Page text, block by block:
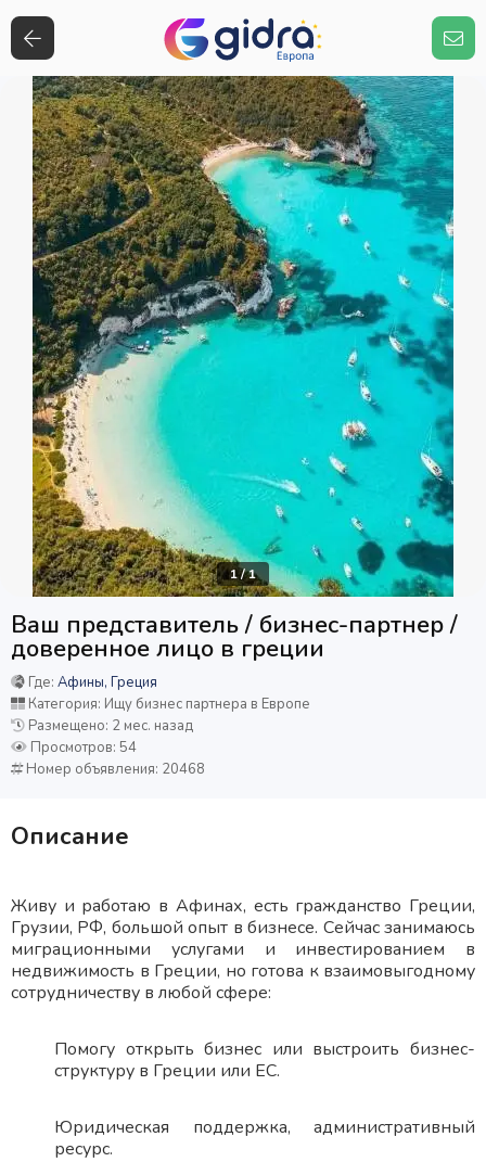
1/1
Ваш представитель / бизнес-партнер /
доверенное лицо в греции
Где: Афины, Греция
Категория: Ищу бизнес партнера в Европе
Размещено: 2 мес. назад
Просмотров: 54
Номер объявления: 20468
Описание
Живу и работаю в Афинах, есть гражданство Греции,
Грузии, РФ, большой опыт в бизнесе. Сейчас занимаюсь
миграционными услугами и инвестированием в
недвижимость в Греции, но готова к взаимовыгодному
сотрудничеству в любой сфере:
Помогу открыть бизнес или выстроить бизнес-
структуру в Греции или ЕС.
Юридическая поддержка, административный
ресурс.